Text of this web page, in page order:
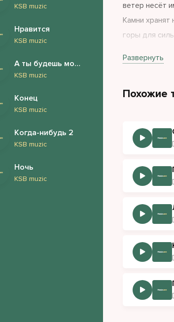
KSB muzic
Нравится
KSB muzic
А ты будешь моей женой
KSB muzic
Конец
KSB muzic
Когда-нибудь 2
KSB muzic
Ночь
KSB muzic
ветер несёт
Камни хранят
горы для
в песнях
музыка
Эй, брат,
Играй,
Пусть
Выше ритм
Пандур
Сила Кавказа
Развернуть
Похожие